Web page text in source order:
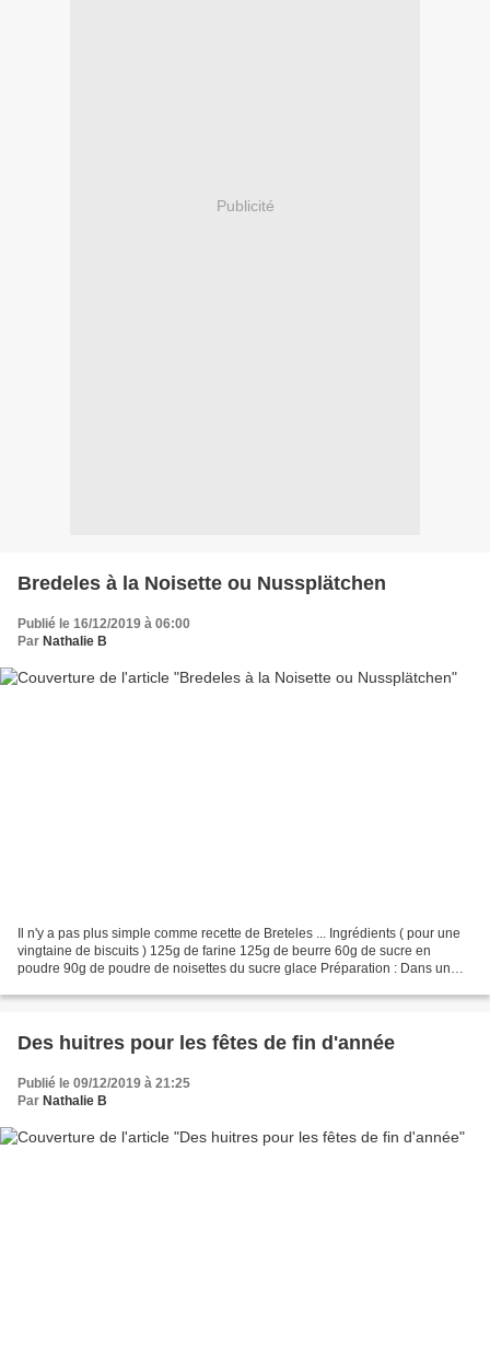
Publicité
Bredeles à la Noisette ou Nussplätchen
Publié le 16/12/2019 à 06:00
Par Nathalie B
Il n'y a pas plus simple comme recette de Breteles ... Ingrédients ( pour une
vingtaine de biscuits ) 125g de farine 125g de beurre 60g de sucre en
poudre 90g de poudre de noisettes du sucre glace Préparation : Dans un
Des huitres pour les fêtes de fin d'année
Publié le 09/12/2019 à 21:25
Par Nathalie B